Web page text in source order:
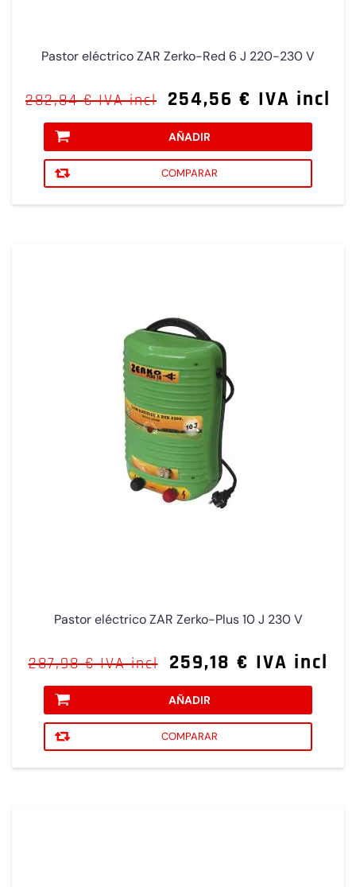
Pastor eléctrico ZAR Zerko-Red 6 J 220-230 V
282,84 € IVA incl 254,56 € IVA incl
AÑADIR
COMPARAR
Pastor eléctrico ZAR Zerko-Plus 10 J 230 V
287,98 € IVA incl 259,18 € IVA incl
AÑADIR
COMPARAR